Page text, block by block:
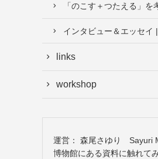
「のこす＋つたえる」
インタビュー＆エッセイ
links
workshop
運営： 森尾さゆり Sayuri
博物館にある資料に触れて